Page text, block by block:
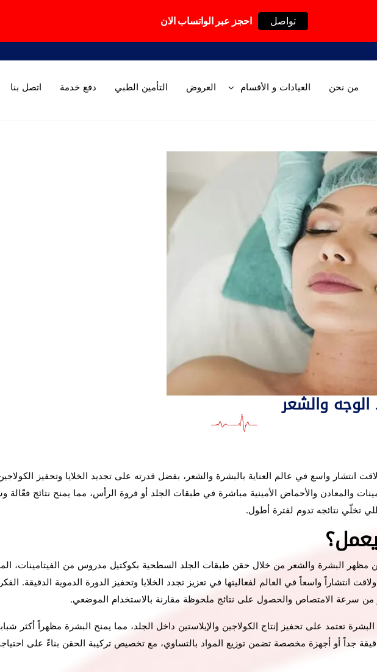
من نحن العيادات و الأقسام العروض التأمين الطبي دفع خدمة اتصل بنا
الوجه والشعر
انتشار واسع في عالم العناية بالبشرة والشعر، بفضل قدرته على تجديد الخلايا وتحفيز
والمعادن والأحماض الأمينية مباشرة في طبقات الجلد أو فروة الرأس، مما يمنح نتائج
تخلّي نتائجه تدوم لفترة أطول.
البشرة والشعر من خلال حقن طبقات الجلد السطحية بكوكتيل مدروس من الفيتامينات،
انتشاراً واسعاً في العالم لفعاليتها في تعزيز تجدد الخلايا وتحفيز الدورة الدموية الدقيقة.
من سرعة الامتصاص والحصول على نتائج ملحوظة مقارنة بالاستخدام الموضعي.
البشرة تعتمد على تحفيز إنتاج الكولاجين والإيلاستين داخل الجلد، مما يمنح البشرة مظهراً أكثر
جداً أو أجهزة مخصصة تضمن توزيع المواد بالتساوي، مع تخصيص تركيبة الحقن بناءً على
احجز عبر الواتساب الان تواصل